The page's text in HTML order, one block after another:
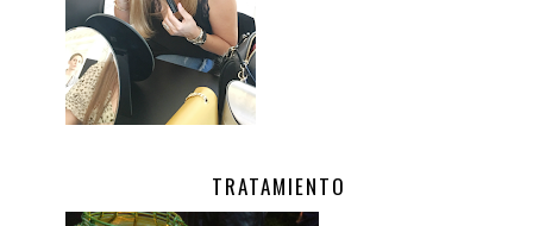
TRATAMIENTO